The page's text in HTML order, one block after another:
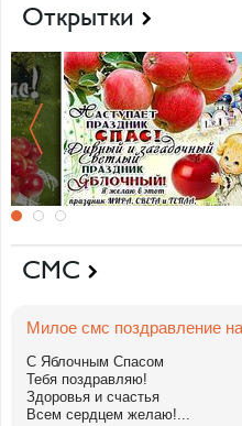
Открытки
СМС
Милое смс поздравление
С Яблочным Спасом
Тебя поздравляю!
Здоровья и счастья
Всем сердцем желаю!...